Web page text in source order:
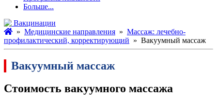
Больше...
Вакцинации
» Медицинские направления » Массаж: лечебно-
профилактический, корректирующий » Вакуумный массаж
Вакуумный массаж
Стоимость вакуумного массажа